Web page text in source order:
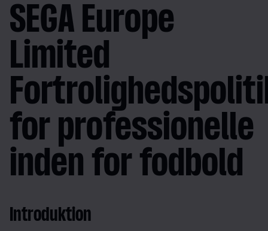
SEGA Europe
Limited
for professionelle
inden for fodbold
Introduktion